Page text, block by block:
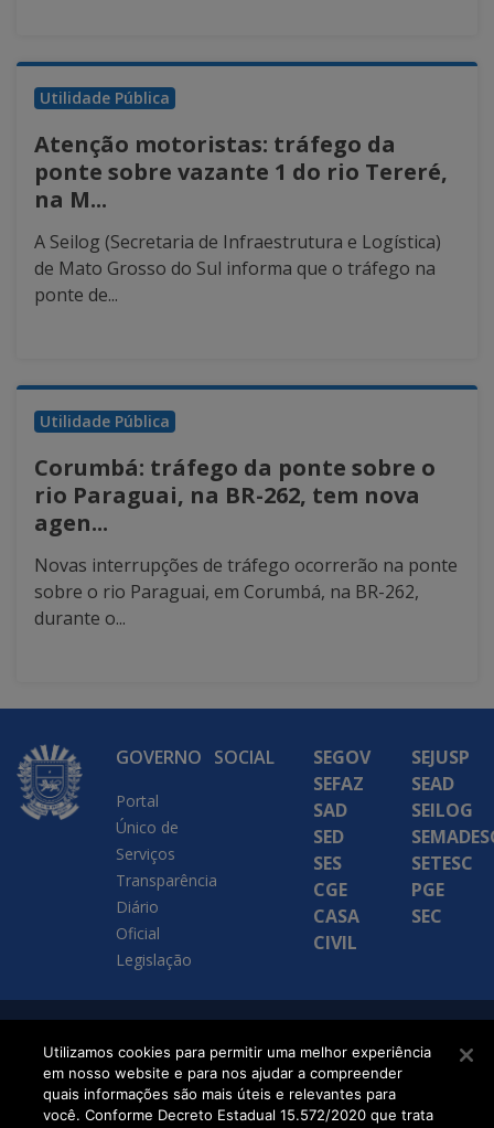
Utilidade Pública
Atenção motoristas: tráfego da
ponte sobre vazante 1 do rio Tereré,
na M...
A Seilog (Secretaria de Infraestrutura e Logística)
de Mato Grosso do Sul informa que o tráfego na
ponte de...
Utilidade Pública
Corumbá: tráfego da ponte sobre o
rio Paraguai, na BR-262, tem nova
agen...
Novas interrupções de tráfego ocorrerão na ponte
sobre o rio Paraguai, em Corumbá, na BR-262,
durante o...
GOVERNO
Portal
Único de
Serviços
Transparência
Diário
Oficial
Legislação
SOCIAL
SEGOV
SEFAZ
SAD
SED
SES
CGE
CASA
CIVIL
SEJUSP
SEAD
SEILOG
SETESC
PGE
SEC
SETDIG | Secretaria-
Executiva de
Transformação Digital
Utilizamos cookies para permitir uma melhor experiência
em nosso website e para nos ajudar a compreender
quais informações são mais úteis e relevantes para
você. Conforme Decreto Estadual 15.572/2020 que trata